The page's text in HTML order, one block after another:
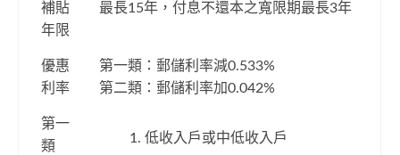
補貼
年限
最長15年，付息不還本之寬限期最長3年
優惠
利率
第一類：郵儲利率減0.533%
第二類：郵儲利率加0.042%
第一
類
低收入戶或中低收入戶